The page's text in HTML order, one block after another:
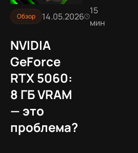
Обзор 14.05.2026
15
мин
NVIDIA
GeForce
RTX 5060:
8 ГБ VRAM
— это
проблема?